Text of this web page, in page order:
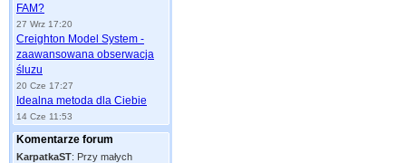
FAM?
27 Wrz 17:20
Creighton Model System -
zaawansowana obserwacja
śluzu
20 Cze 17:27
Idealna metoda dla Ciebie
14 Cze 11:53
Komentarze forum
KarpatkaST: Przy małych